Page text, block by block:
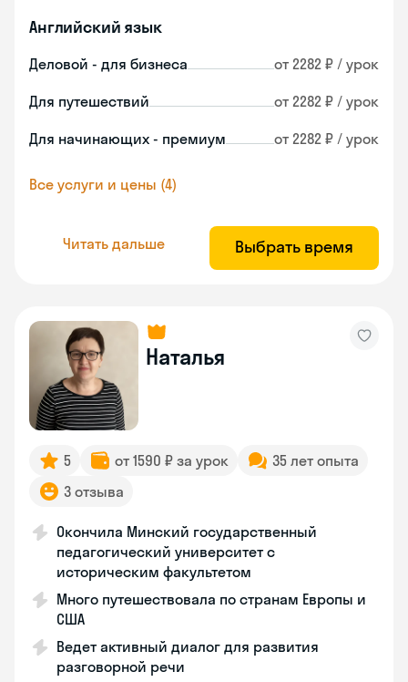
Английский язык
Деловой - для бизнеса от 2282 ₽ / урок
Для путешествий от 2282 ₽ / урок
Для начинающих - премиум от 2282 ₽ / урок
Все услуги и цены (4)
Читать дальше Выбрать время
Наталья
5 от 1590 ₽ за урок
35 лет опыта
3 отзыва
Окончила Минский государственный
педагогический университет с
историческим факультетом
Много путешествовала по странам Европы и
США
Ведет активный диалог для развития
разговорной речи